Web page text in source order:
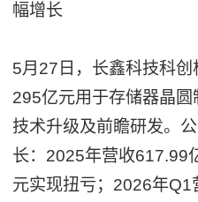
幅增长
5月27日，长鑫科技科
295亿元用于存储器晶
技术升级及前瞻研发。
长：2025年营收617.99
元实现扭亏；2026年Q1